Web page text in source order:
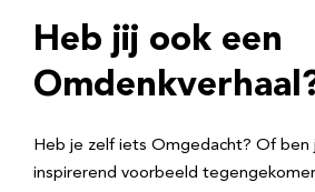
r
e
Heb jij ook een
Heb je zelf iets Omgedacht? Of ben
inspirerend voorbeeld